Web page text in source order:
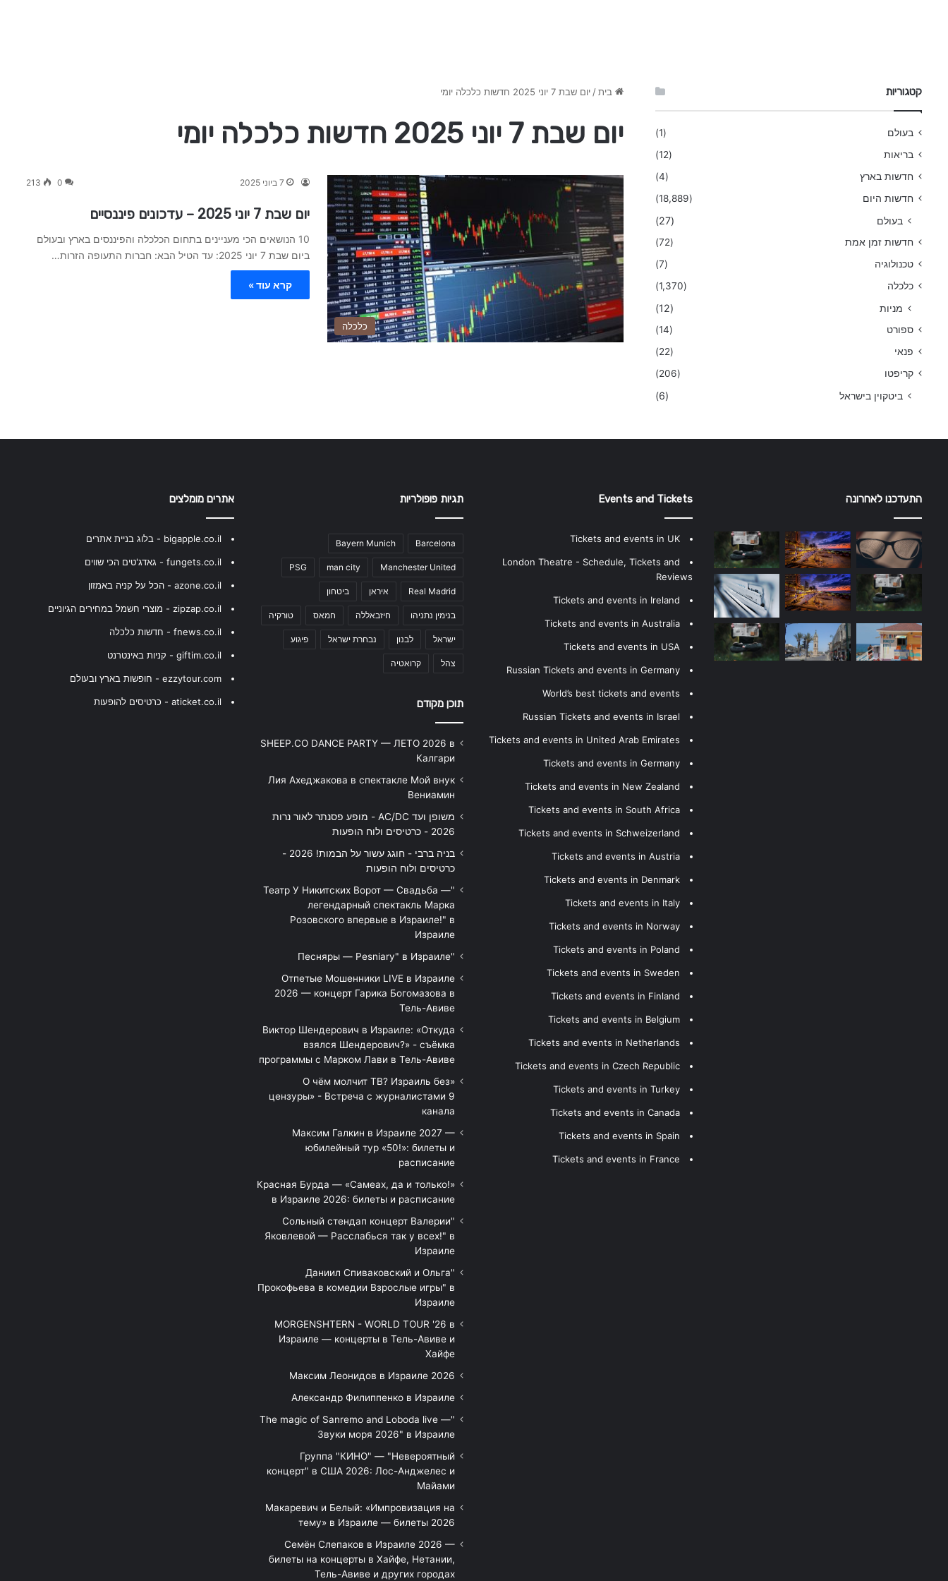
בית / יום שבת 7 יוני 2025 חדשות כלכלה יומי
יום שבת 7 יוני 2025 חדשות כלכלה יומי
כלכלה
7 ביוני 2025 0
213
יום שבת 7 יוני 2025 – עדכונים פיננסיים
10 הנושאים הכי מעניינים בתחום הכלכלה והפיננסים בארץ ובעולם
ביום שבת 7 יוני 2025: עד הטיל הבא: חברות התעופה הזרות…
קרא עוד »
קטגוריות
בעולם
(1)
בריאות
(12)
חדשות בארץ
(4)
חדשות היום
(18,889)
בעולם (27)
חדשות זמן אמת
(72)
טכנולוגיה
(7)
כלכלה
(1,370)
מניות (12)
ספורט
(14)
פנאי
(22)
קריפטו
(206)
ביטקוין בישראל (6)
התעדכנו לאחרונה Events and Tickets
Tickets and events in UK
London Theatre - Schedule, Tickets and
Reviews
Tickets and events in Ireland
Tickets and events in Australia
Tickets and events in USA
Russian Tickets and events in Germany
World’s best tickets and events
Russian Tickets and events in Israel
Tickets and events in United Arab Emirates
Tickets and events in Germany
Tickets and events in New Zealand
Tickets and events in South Africa
Tickets and events in Schweizerland
Tickets and events in Austria
Tickets and events in Denmark
Tickets and events in Italy
Tickets and events in Norway
Tickets and events in Poland
Tickets and events in Sweden
Tickets and events in Finland
Tickets and events in Belgium
Tickets and events in Netherlands
Tickets and events in Czech Republic
Tickets and events in Turkey
Tickets and events in Canada
Tickets and events in Spain
Tickets and events in France
תגיות פופולריות
Barcelona
Bayern Munich
Manchester United
man city
PSG
Real Madrid איראן ביטחון
בנימין נתניהו חיזבאללה חמאס טורקיה
ישראל לבנון נבחרת ישראל פיגוע
צהל קרואטיה
תוכן מקודם
SHEEP.CO DANCE PARTY — ЛЕТО 2026 в
Калгари
Лия Ахеджакова в спектакле Мой внук
Вениамин
משופן ועד AC/DC - מופע פסנתר לאור נרות
2026 - כרטיסים ולוח הופעות
בניה ברבי - חוגג עשור על הבמות! 2026 -
כרטיסים ולוח הופעות
"Театр У Никитских Ворот — Свадьба —
легендарный спектакль Марка
Розовского впервые в Израиле!" в
Израиле
"Песняры — Pesniary" в Израиле
Отпетые Мошенники LIVE в Израиле
2026 — концерт Гарика Богомазова в
Тель-Авиве
Виктор Шендерович в Израиле: «Откуда
взялся Шендерович?» - съёмка
программы с Марком Лави в Тель-Авиве
«О чём молчит ТВ? Израиль без
цензуры» - Встреча с журналистами 9
канала
Максим Галкин в Израиле 2027 —
юбилейный тур «50!»: билеты и
расписание
Красная Бурда — «Самеах, да и только!»
в Израиле 2026: билеты и расписание
"Сольный стендап концерт Валерии
Яковлевой — Расслабься так у всех!" в
Израиле
"Даниил Спиваковский и Ольга
Прокофьева в комедии Взрослые игры" в
Израиле
MORGENSHTERN - WORLD TOUR '26 в
Израиле — концерты в Тель-Авиве и
Хайфе
Максим Леонидов в Израиле 2026
Александр Филиппенко в Израиле
"The magic of Sanremo and Loboda live —
Звуки моря 2026" в Израиле
Группа "КИНО" — "Невероятный
концерт" в США 2026: Лос-Анджелес и
Майами
Макаревич и Белый: «Импровизация на
тему» в Израиле — билеты 2026
Семён Слепаков в Израиле 2026 —
билеты на концерты в Хайфе, Нетании,
Тель-Авиве и других городах
אתרים מומלצים
bigapple.co.il - בלוג בניית אתרים
fungets.co.il - גאדג'טים הכי שווים
azone.co.il - הכל על קניה באמזון
zipzap.co.il - מוצרי חשמל במחירים הגיוניים
fnews.co.il - חדשות כלכלה
giftim.co.il - קניות באינטרנט
ezzytour.com - חופשות בארץ ובעולם
aticket.co.il - כרטיסים להופעות